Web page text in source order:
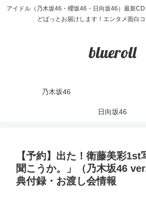
アイドル（乃木坂46・櫻坂46・日向坂46）最新
どばっとお届けします！エンタメ面白コ
blueroll
乃木坂46
日向坂46
【予約】出た！衛藤美彩1st
聞こうか。」（乃木坂46
典付録・お渡し会情報